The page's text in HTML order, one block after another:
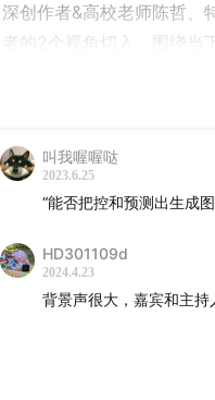
深创作者&高校老师陈哲、
者的2个视角切入，围绕当
*如需下载《特赞：AIGC
回复「版权」即可。
本期精彩
AIGC作品是否享有
叫我喔喔哒
2023.6.25
“能否把控和预测出生成
HD301109d
2024.4.23
背景声很大，嘉宾和主持